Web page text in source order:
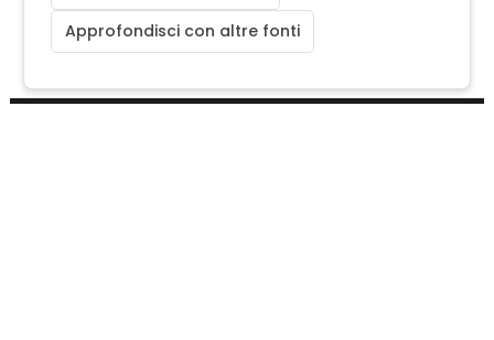
Approfondisci con altre fonti